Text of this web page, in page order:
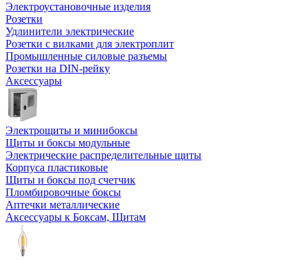
Электроустановочные изделия
Розетки
Удлинители электрические
Розетки с вилками для электроплит
Промышленные силовые разъемы
Розетки на DIN-рейку
Аксессуары
Электрощиты и минибоксы
Щиты и боксы модульные
Электрические распределительные щиты
Корпуса пластиковые
Щиты и боксы под счетчик
Пломбировочные боксы
Аптечки металлические
Аксессуары к Боксам, Щитам